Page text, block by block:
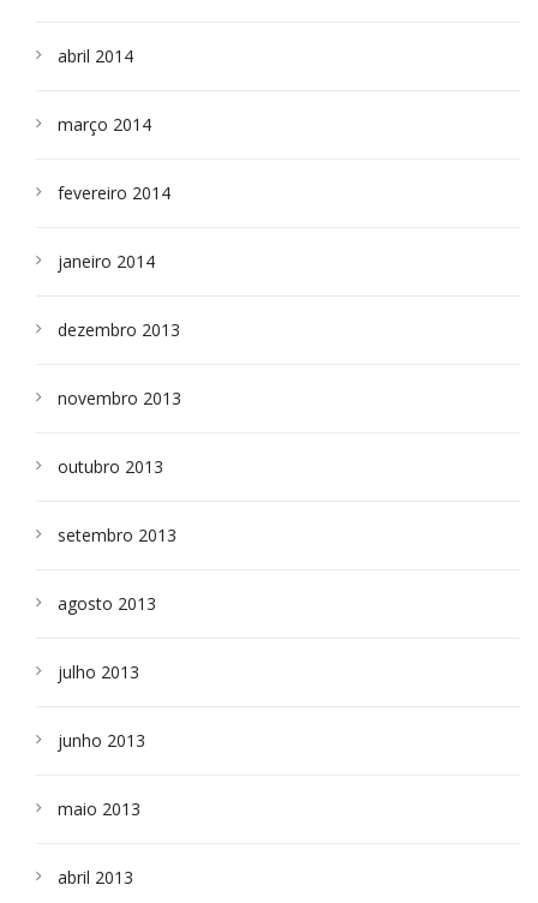
abril 2014
março 2014
fevereiro 2014
janeiro 2014
dezembro 2013
novembro 2013
outubro 2013
setembro 2013
agosto 2013
julho 2013
junho 2013
maio 2013
abril 2013